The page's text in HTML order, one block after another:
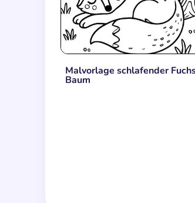
Malvorlage schlafender
Baum